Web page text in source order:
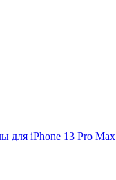
для iPhone 13 Pro Max